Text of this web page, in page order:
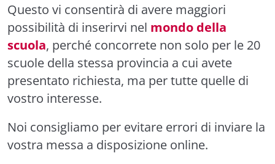
Questo vi consentirà di avere maggiori
possibilità di inserirvi nel mondo della
scuola, perché concorrete non solo per le 20
scuole della stessa provincia a cui avete
presentato richiesta, ma per tutte quelle di
vostro interesse.
Noi consigliamo per evitare errori di inviare la
vostra messa a disposizione online.